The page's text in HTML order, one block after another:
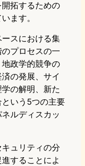
拓するための
ます。
スにおける集
プロセスの一
政学的競争の
の発展、サイ
の解明、新た
いう5つの主要
ルディスカッ
ュリティの分
することによ